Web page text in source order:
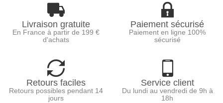
Livraison gratuite
En France à partir de 199 €
d'achats
Paiement sécurisé
Paiement en ligne 100%
sécurisé
Retours faciles
Retours possibles pendant 14
jours
Service client
Du lundi au vendredi de 9h à
18h